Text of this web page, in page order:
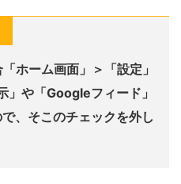
ホーム画面」＞「設定」
や「Googleフィード」
、そこのチェックを外し